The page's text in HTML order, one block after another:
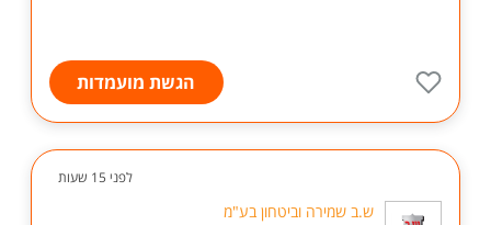
הגשת מועמדות
לפני 15 שעות
ש.ב שמירה וביטחון בע"מ